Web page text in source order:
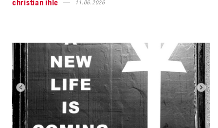
christian ihle
11.06.2026